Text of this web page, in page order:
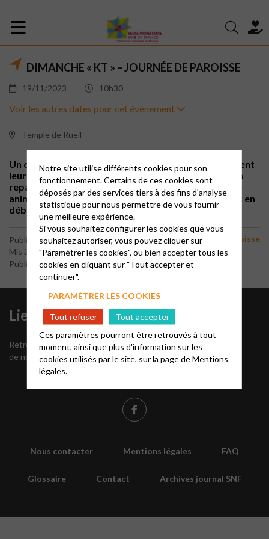
DIMANCHE « KT » – JOURNÉE DE PAROISSE
19/11/2023 10h30
Voir les autres dates pour cet évènement
Temple de Rueil
Un dimanche par mois, lors du culte, les enfants suivent
leurs monitrices et moniteurs pour le catéchisme. Un
repas tiré des sacs est ensuite partagé par tous. Des
animations peuvent être proposées pour les adultes en
début d'après-midi.
Publié le 30 juin 2023
Mis à jour le 1 novembre 2025
Publié par le webmaster
Dimanche KT/Journée de paroisse
Liens utiles
Retrouvez tous les numéros
de notre journal paroissial
S’inscrire à
notre
Newsletter
Nous contacter Mentions légales FAQ
Glossaire Contact Archives journal SNF
Notre site utilise différents cookies pour son
fonctionnement. Certains de ces cookies sont
déposés par des services tiers à des fins d'analyse
statistique pour nous permettre de vous fournir
une meilleure expérience.
Si vous souhaitez configurer les cookies que vous
souhaitez autoriser, vous pouvez cliquer sur
"Paramétrer les cookies", ou bien accepter tous les
cookies en cliquant sur "Tout accepter et
continuer".
PARAMÉTRER LES COOKIES
Tout refuser
Tout accepter
Ces paramètres pourront être retrouvés à tout
moment, ainsi que plus d'information sur les
cookies utilisés par le site, sur la page deMentions
légales.